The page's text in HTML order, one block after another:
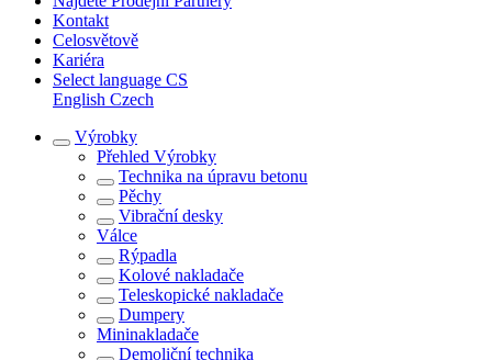
Kontakt
Celosvětově
Kariéra
Select language CS
English Czech
Výrobky
Přehled Výrobky
Technika na úpravu betonu
Pěchy
Vibrační desky
Válce
Rýpadla
Kolové nakladače
Teleskopické nakladače
Dumpery
Mininakladače
Demoliční technika